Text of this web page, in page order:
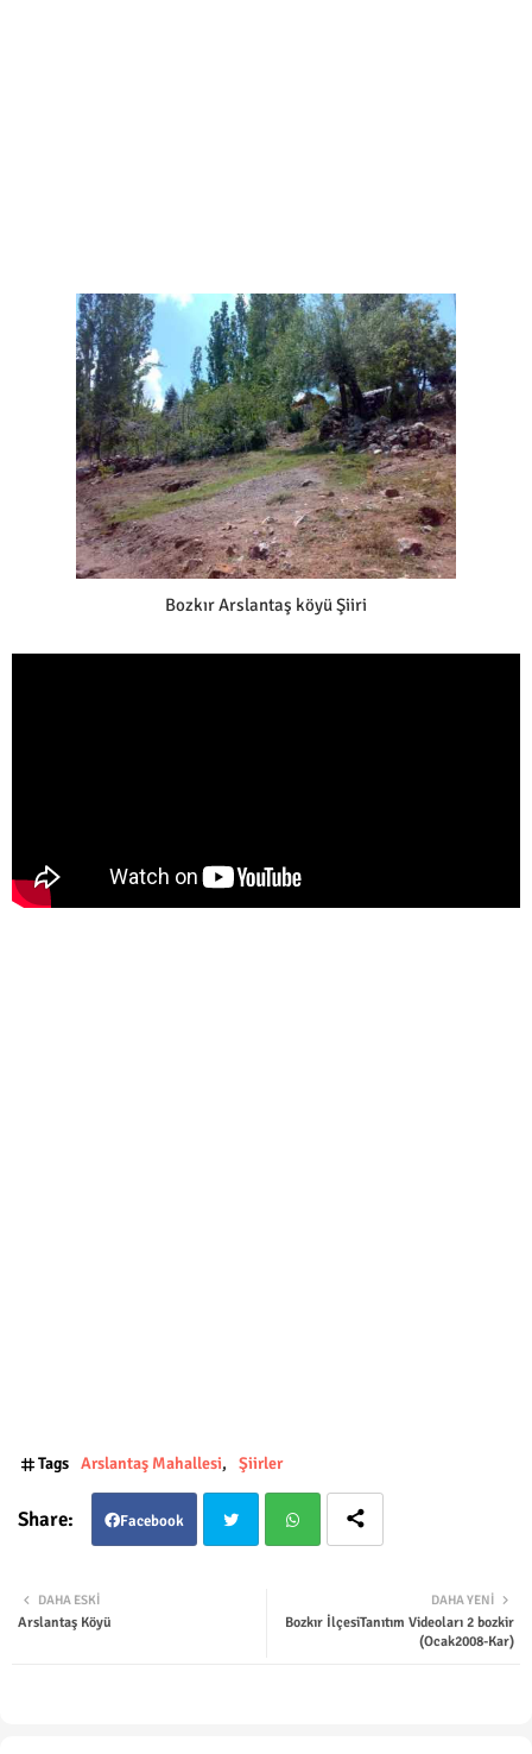
Bozkır Arslantaş köyü Şiiri
Tags Arslantaş Mahallesi Şiirler
Facebook
tsap
DAHA YENI
Bozkır İlçesiTanıtım Videoları 2 bozkir
(Ocak2008-Kar)
DAHA ESKI
Arslantaş Köyü